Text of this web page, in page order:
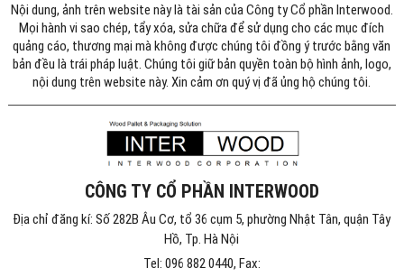
Nội dung, ảnh trên website này là tài sản của Công ty Cổ phần Interwood.
Mọi hành vi sao chép, tẩy xóa, sửa chữa để sử dụng cho các mục đích
quảng cáo, thương mại mà không được chúng tôi đồng ý trước bằng văn
bản đều là trái pháp luật. Chúng tôi giữ bản quyền toàn bộ hình ảnh, logo,
nội dung trên website này. Xin cảm ơn quý vị đã ủng hộ chúng tôi.
CÔNG TY CỔ PHẦN INTERWOOD
Địa chỉ đăng kí: Số 282B Âu Cơ, tổ 36 cụm 5, phường Nhật Tân, quận Tây
Hồ, Tp. Hà Nội
Tel: 096 882 0440, Fax: